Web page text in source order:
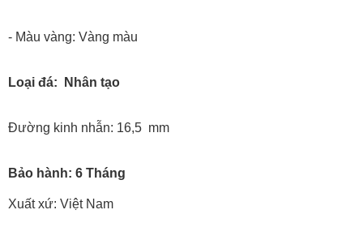
- Màu vàng: Vàng màu
Loại đá: Nhân tạo
Đường kinh nhẫn: 16,5 mm
Bảo hành: 6 Tháng
Xuất xứ: Việt Nam